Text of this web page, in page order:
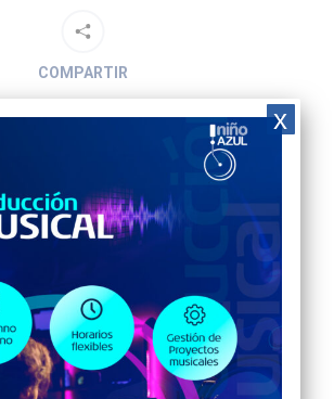
COMPARTIR
Author:BLUE DIGITAL
Contenido digital y de
x